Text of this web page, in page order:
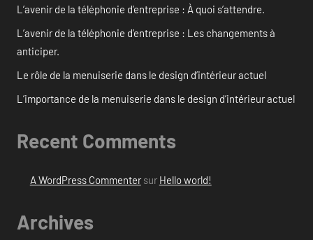
L’avenir de la téléphonie d’entreprise : À quoi s’attendre.
L’avenir de la téléphonie d’entreprise : Les changements à
anticiper.
Le rôle de la menuiserie dans le design d’intérieur actuel
L’importance de la menuiserie dans le design d’intérieur actuel
Recent Comments
A WordPress Commentersur Hello world!
Archives